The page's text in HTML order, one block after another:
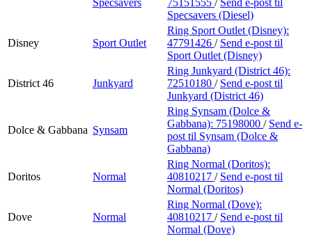
Specsavers (Diesel)
Disney Sport Outlet
Ring Sport Outlet (Disney):
47791426 / Send e-post til
Sport Outlet (Disney)
District 46 Junkyard
Ring Junkyard (District 46):
72510180 / Send e-post til
Junkyard (District 46)
Dolce & Gabbana Synsam
Ring Synsam (Dolce &
Gabbana): 75198000 / Send e-
post til Synsam (Dolce &
Gabbana)
Doritos Normal
Ring Normal (Doritos):
40810217 / Send e-post til
Normal (Doritos)
Dove Normal
Ring Normal (Dove):
40810217 / Send e-post til
Normal (Dove)